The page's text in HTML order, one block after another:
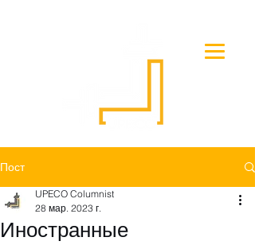
Пост
Иностранные
UPECO Columnist
28 мар. 2023 г.